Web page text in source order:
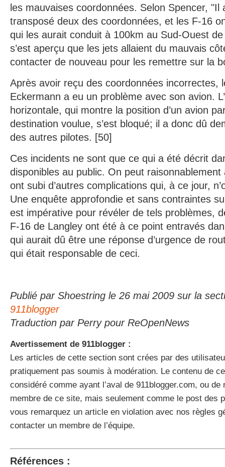
les mauvaises coordonnées. Selon Spencer, "Il
transposé deux des coordonnées, et les F-16
qui les aurait conduit à 100km au Sud-Ouest
s’est aperçu que les jets allaient du mauvais
contacter de nouveau pour les remettre sur la
Après avoir reçu des coordonnées incorrectes,
Eckermann a eu un problème avec son avion.
horizontale, qui montre la position d’un avion
destination voulue, s’est bloqué; il a donc dû
des autres pilotes. [50]
Ces incidents ne sont que ce qui a été décrit
disponibles au public. On peut
ont subi d’autres complications qui, à ce jour,
Une enquête approfondie et sans contraintes
est impérative pour révéler de tels problèmes,
F-16 de Langley ont été à ce point entravés
qui aurait dû être une réponse d’urgence de
qui était responsable de ceci.
Publié par Shoestring le 26 mai 2009 sur la
911blogger
Traduction par Perry pour ReOpenNews
Avertissement de 911blogger :
Les articles de cette section sont crées par des
pratiquement pas soumis à modération. Le contenu de
considéré comme ayant l’aval de 911blogger.com, ou de
membre de ce site, mais seulement comme le post des
vous remarquez un article en violation avec nos règles
contacter un membre de l’équipe.
Références :